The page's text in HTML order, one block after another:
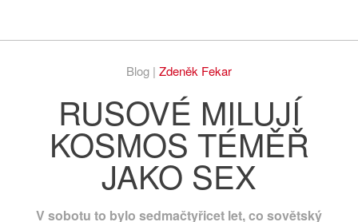
Blog | Zdeněk Fekar
RUSOVÉ MILUJÍ
KOSMOS TÉMĚŘ
JAKO SEX
V sobotu to bylo sedmačtyřicet let, co sovětský